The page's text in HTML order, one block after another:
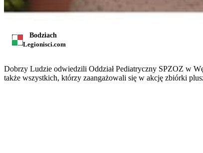
Bodziach
Legionisci.com
Dobrzy Ludzie odwiedzili Oddział Pediatryczny SPZOZ w
także wszystkich, którzy zaangażowali się w akcję zbiórki